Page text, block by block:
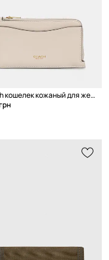
Coach кошелек кожаный для женщин